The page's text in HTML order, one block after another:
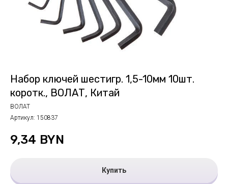
Набор ключей шестигр. 1,5-10мм 10шт.
коротк., ВОЛАТ, Китай
ВОЛАТ
Артикул: 150837
9,34 BYN
Купить